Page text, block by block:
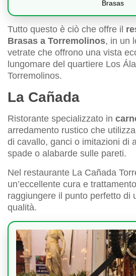
Brasas
Tutto questo è ciò che offre il
Brasas a Torremolinos, in un
vetrate che offrono una vista
lungomare del quartiere Los
Torremolinos.
La Cañada
Ristorante specializzato in
arredamento rustico che
di cavallo, ganci o imitazioni di
spade o alabarde sulle pareti.
Nel restaurante La Cañada
un’eccellente cura e
raggiungere il punto perfetto di
qualità.